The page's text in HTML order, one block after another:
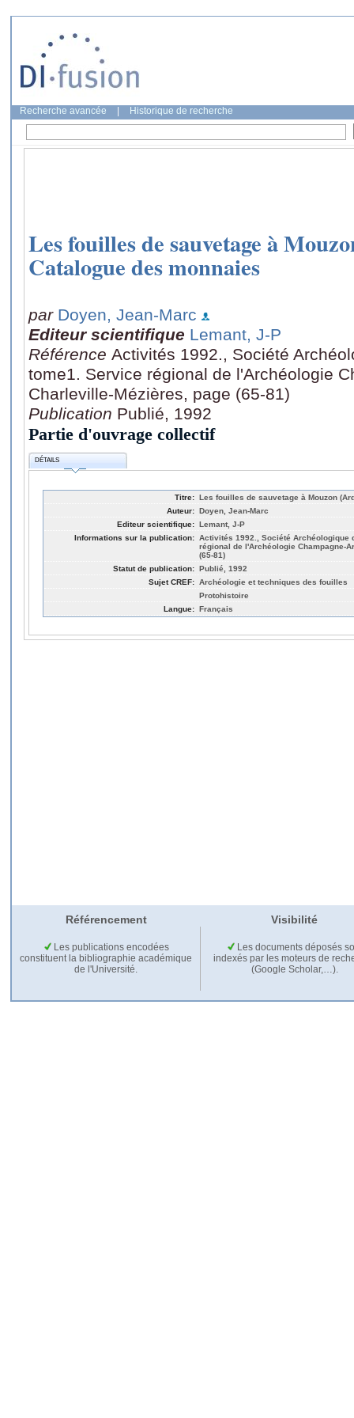
Recherche avancée Historique de recherche
Les fouilles de sauvetage à
Catalogue des monnaies
par Doyen, Jean-Marc
Editeur scientifique Lemant, J-P
Référence Activités 1992., Société
tome1. Service régional de l'Archéologie
Charleville-Mézières, page (65-81)
Publication Publié, 1992
Partie d'ouvrage collectif
DÉTAILS
Titre: Les fouilles de sauvetage à Mouzon
Auteur: Doyen, Jean-Marc
Editeur scientifique: Lemant, J-P
Informations sur la publication: Activités 1992., Société Archéologique
régional de l'Archéologie Champagne-
(65-81)
Statut de publication: Publié, 1992
Sujet CREF: Archéologie et techniques des fouilles
Protohistoire
Langue: Français
Référencement Visibilité
Les publications encodées
constituent la bibliographie académique
de l'Université.
Les documents déposés
indexés par les moteurs de
(Google Scholar,…).